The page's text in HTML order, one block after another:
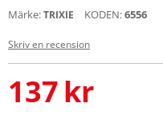
Märke:TRIXIE KODEN:6556
Skriv en recension
137kr